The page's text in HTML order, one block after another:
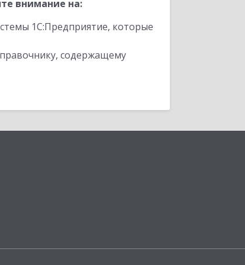
внимание на:
1С:Предприятие, которые
содержащему